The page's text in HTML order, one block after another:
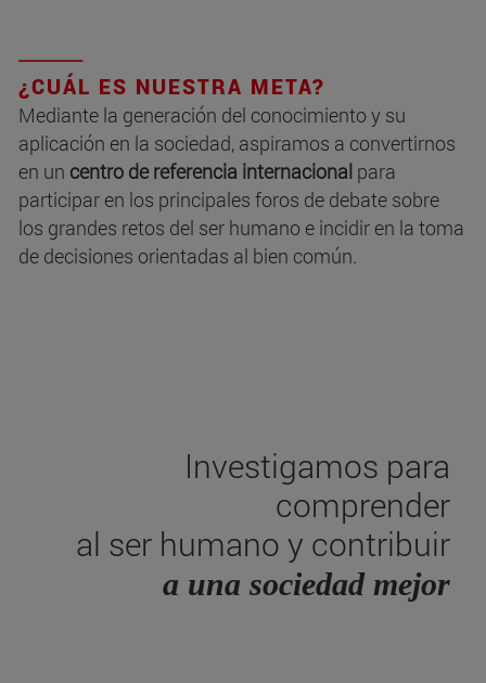
¿CUÁL ES NUESTRA META?
Mediante la generación del conocimiento y su
aplicación en la sociedad, aspiramos a convertirnos
en un centro de referencia internacional para
participar en los principales foros de debate sobre
los grandes retos del ser humano e incidir en la toma
de decisiones orientadas al bien común.
Investigamos para
comprender
al ser humano y contribuir
a una sociedad mejor